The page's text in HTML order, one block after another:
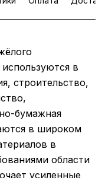
в
строительство,
бумажная
в широком
в
области
усиленные